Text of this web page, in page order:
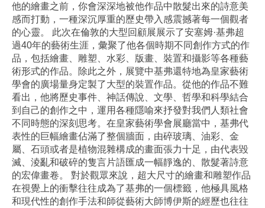
他的繪畫之前，你會深深地被他作品中散髮出來的詩意美
感而打動，一種深沉厚重的歷史帶入感震撼著每一個觀者
的心靈。 此次在倫敦的大型回顧展展示了安塞姆·基弗超
過40年的藝術生涯，彙聚了他各個時期不同創作方式的作
品，包括繪畫、雕塑、水彩、版畫、裝置和攝影等各種藝
術形式的作品。除此之外，展覽中基弗還特地為皇家藝術
學會的廣場量身定製了大型的裝置作品。從他的作品不難
看出，他將歷史事件、神話傳說、文學、哲學和科學結合
到自己的創作之中，運用各種隱喻來抒發對我們人類社會
不同時態的深刻思考。在皇家藝術學會展廳當中，基弗代
表性的巨幅繪畫佔滿了整個牆面，由碎玻璃、油彩、金
屬、石頭或者是植物混雜構成的畫面張力十足，由代表毀
滅、淩亂和破碎的隻言片語匯成一幅靜逸的、散髮著詩意
的宏偉畫卷。 對於觀眾來說，超大尺寸的繪畫和雕塑作品
在視覺上的衝擊往往成為了基弗的一個標籤，他極具風格
和現代性的創作手法和師從藝術大師博伊斯的經歷也往往